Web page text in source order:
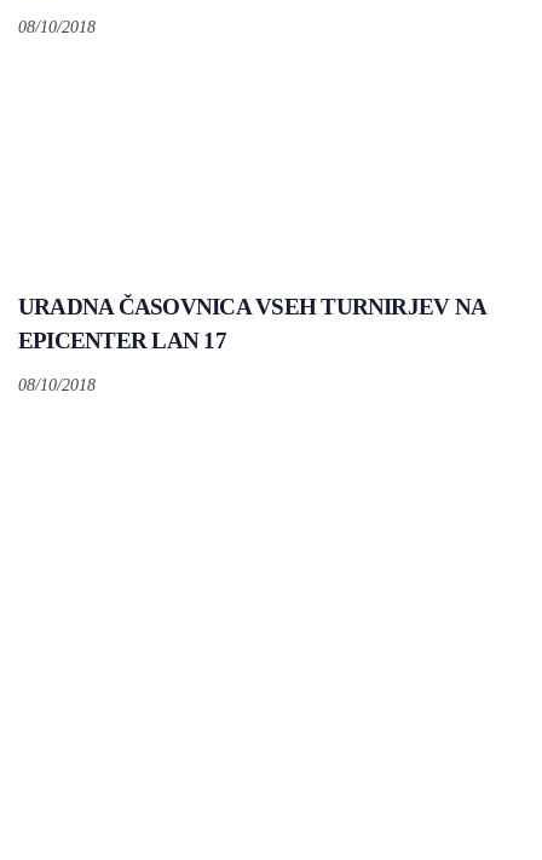
08/10/2018
URADNA ČASOVNICA VSEH TURNIRJEV NA
EPICENTER LAN 17
08/10/2018